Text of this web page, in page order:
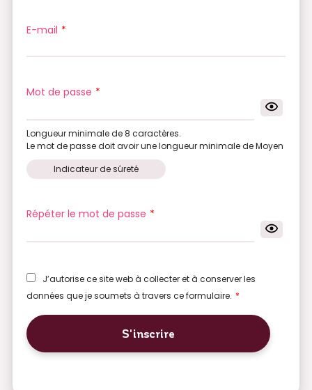
E-mail *
Mot de passe *
Longueur minimale de 8 caractères.
Le mot de passe doit avoir une longueur minimale de Moyen
Indicateur de sûreté
Répéter le mot de passe *
J’autorise ce site web à collecter et à conserver les
données que je soumets à travers ce formulaire. *